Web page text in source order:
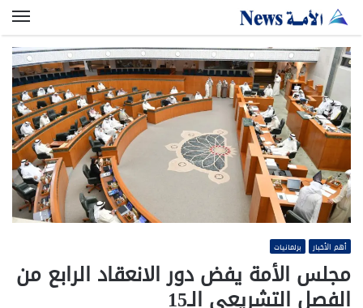
أهم الأخبار برلمانيات
مجلس الأمة يفض دور الانعقاد الرابع من
الفصل التشريعي الـ15